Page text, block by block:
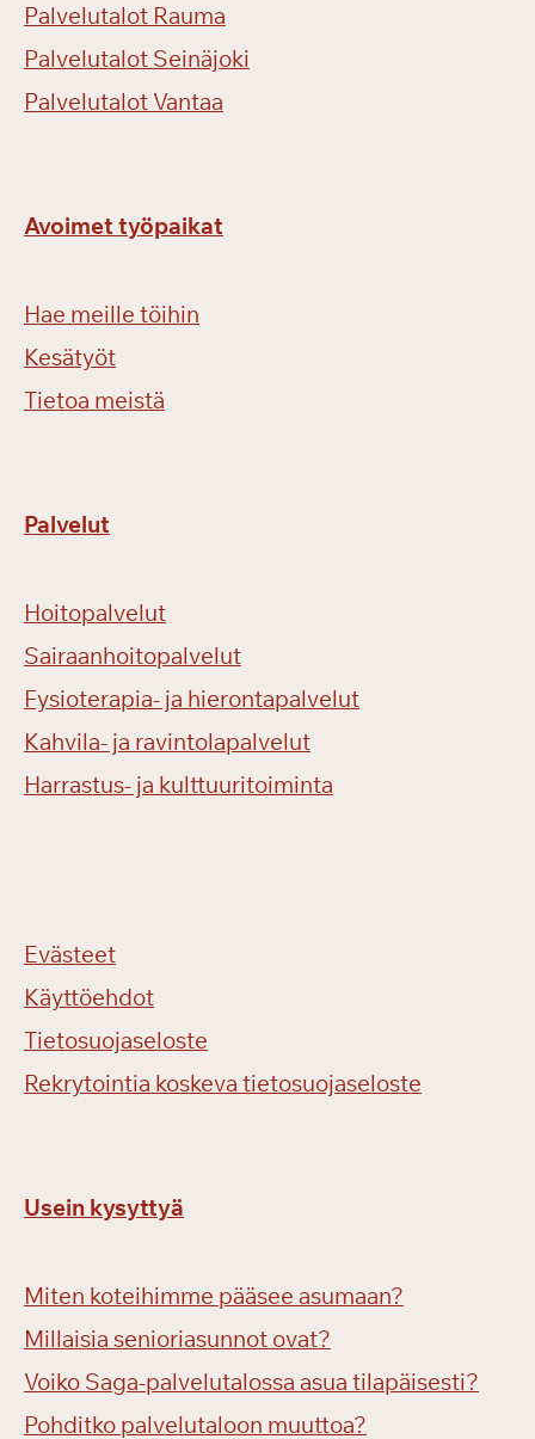
Palvelutalot Rauma
Palvelutalot Seinäjoki
Palvelutalot Vantaa
Avoimet työpaikat
Hae meille töihin
Kesätyöt
Tietoa meistä
Palvelut
Hoitopalvelut
Sairaanhoitopalvelut
Fysioterapia- ja hierontapalvelut
Kahvila- ja ravintolapalvelut
Harrastus- ja kulttuuritoiminta
Evästeet
Käyttöehdot
Tietosuojaseloste
Rekrytointia koskeva tietosuojaseloste
Usein kysyttyä
Miten koteihimme pääsee asumaan?
Millaisia senioriasunnot ovat?
Voiko Saga-palvelutalossa asua tilapäisesti?
Pohditko palvelutaloon muuttoa?